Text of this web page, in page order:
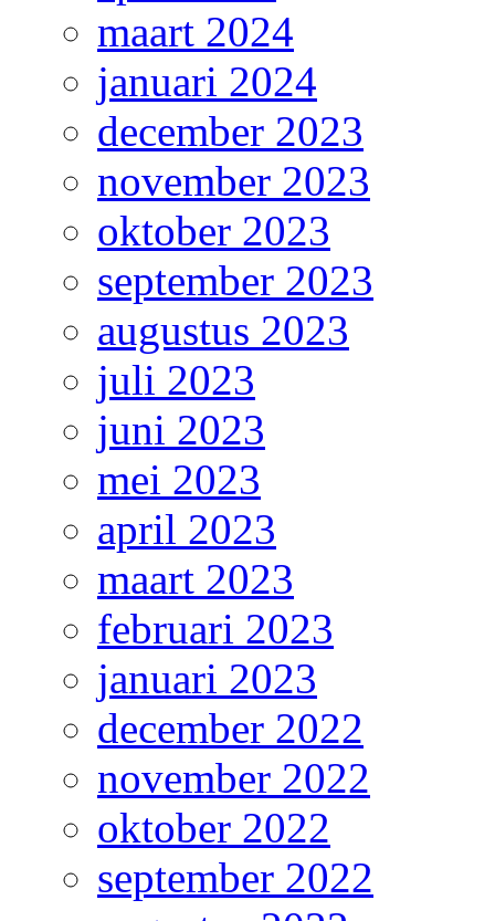
maart 2024
januari 2024
december 2023
november 2023
oktober 2023
september 2023
augustus 2023
juli 2023
juni 2023
mei 2023
april 2023
maart 2023
februari 2023
januari 2023
december 2022
november 2022
oktober 2022
september 2022